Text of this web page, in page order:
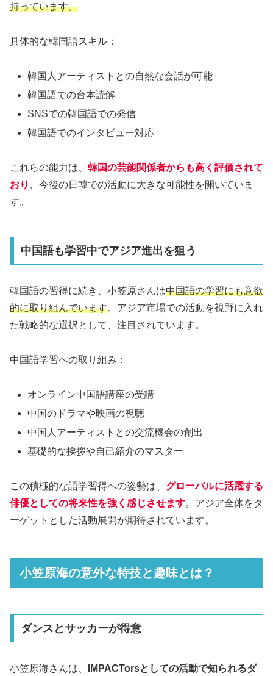
持っています。
具体的な韓国語スキル：
韓国人アーティストとの自然な会話が可能
韓国語での台本読解
SNSでの韓国語での発信
韓国語でのインタビュー対応
これらの能力は、 韓国の芸能関係者からも高く評価されて
おり
、今後の日韓での活動に大きな可能性を開いていま
す。
中国語も学習中でアジア進出を狙う
韓国語の習得に続き、小笠原さんは中国語の学習にも意欲
的に取り組んでいます。アジア市場での活動を視野に入れ
た戦略的な選択として、注目されています。
中国語学習への取り組み：
オンライン中国語講座の受講
中国のドラマや映画の視聴
中国人アーティストとの交流機会の創出
基礎的な挨拶や自己紹介のマスター
この積極的な語学習得への姿勢は、 グローバルに活躍する
俳優としての将来性を強く感じさせます。アジア全体をタ
ーゲットとした活動展開が期待されています。
小笠原海の意外な特技と趣味とは？
ダンスとサッカーが得意
小笠原海さんは、
IMPACTorsとしての活動で知られるダ